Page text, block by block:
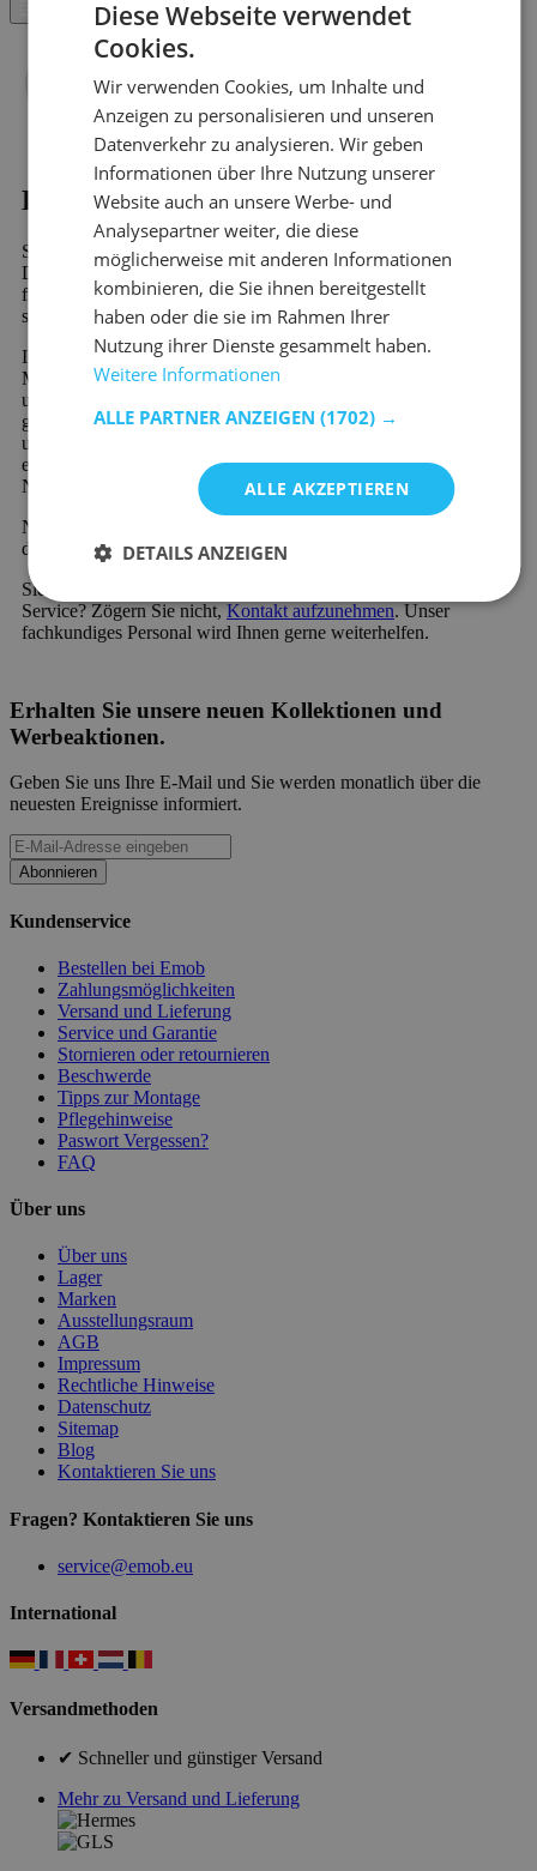
Kaufen?
Sind Sie auf der Suche nach Einzelbetten aus Metall - Modern?
Dann werden Sie bei Emob, Ihrem Online-Möbelshop, garantiert
finden. In unserem riesigen Sortiment finden Sie mehr als 10.000
schöne Möbel und stimmungsvolle Wohndekorationsprodukte.
Ihr neues Lieblingsprodukt aus der Kategorie Einzelbetten aus
Metall - Modern wird schnell und preiswert verschickt. Viele
unserer Produkte sind sofort verfügbar und werden schnell
geliefert. Außerdem profitieren Sie von 60 Tagen Rückgaberecht
und einer 2-Jahres-Garantie auf alle Möbel. Neu bei Emob und
einzigartig in der Branche ist die Möglichkeit der kostenlosen
Nachzahlung oder der geteilten Zahlung.
Neu bei Emob und einzigartig in der Branche ist die Möglichkeit
der kostenlosen Nachzahlung oder der geteilten Zahlung.
Sie haben eine Frage zu unseren Produkten oder unserem
Service? Zögern Sie nicht,Kontakt aufzunehmen. Unser
fachkundiges Personal wird Ihnen gerne weiterhelfen.
Erhalten Sie unsere neuen Kollektionen und
Werbeaktionen.
Geben Sie uns Ihre E-Mail und Sie werden monatlich über die
neuesten Ereignisse informiert.
Abonnieren
Kundenservice
Bestellen bei Emob
Zahlungsmöglichkeiten
Versand und Lieferung
Service und Garantie
Stornieren oder retournieren
Beschwerde
Tipps zur Montage
Pflegehinweise
Paswort Vergessen?
FAQ
Über uns
Über uns
Lager
Marken
Ausstellungsraum
AGB
Impressum
Rechtliche Hinweise
Datenschutz
Sitemap
Blog
Kontaktieren Sie uns
Fragen? Kontaktieren Sie uns
service@emob.eu
International
Versandmethoden
✔ Schneller und günstiger Versand
Mehr zu Versand und Lieferung
Diese Webseite verwendet
Cookies.
Wir verwenden Cookies, um Inhalte und
Anzeigen zu personalisieren und unseren
Datenverkehr zu analysieren. Wir geben
Informationen über Ihre Nutzung unserer
Website auch an unsere Werbe- und
Analysepartner weiter, die diese
möglicherweise mit anderen Informationen
kombinieren, die Sie ihnen bereitgestellt
haben oder die sie im Rahmen Ihrer
Nutzung ihrer Dienste gesammelt haben.
Weitere Informationen
ALLE PARTNER ANZEIGEN (1702) →
ALLE AKZEPTIEREN
DETAILS ANZEIGEN